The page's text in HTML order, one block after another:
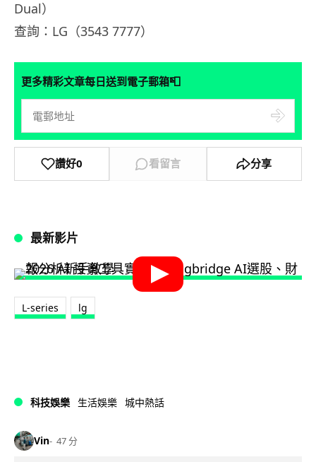
Dual）
查詢：LG（3543 7777）
更多精彩文章每日送到電子郵箱📮
讚好0 看留言 分享
最新影片
L-series lg
科技娛樂 生活娛樂 城中熱話
Vin 47 分